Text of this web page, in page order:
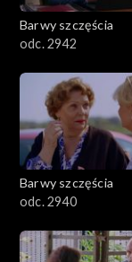
Barwy szczęścia
odc. 2942
Barwy szczęścia
odc. 2940